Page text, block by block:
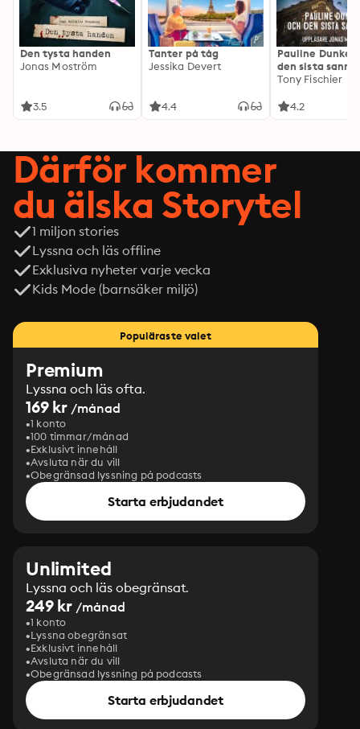
Den tysta handen
Jonas Moström
3.5
Tanter på tåg
Jessika Devert
4.4
Pauline Dunker
den sista
Tony Fischier
4.2
Därför kommer
du älska Storytel
1 miljon stories
Lyssna och läs offline
Exklusiva nyheter varje vecka
Kids Mode (barnsäker miljö)
Populäraste valet
Premium
Lyssna och läs ofta.
169 kr /månad
1 konto
100 timmar/månad
Exklusivt innehåll
Avsluta när du vill
Obegränsad lyssning på podcasts
Starta erbjudandet
Unlimited
Lyssna och läs obegränsat.
249 kr /månad
1 konto
Lyssna obegränsat
Exklusivt innehåll
Avsluta när du vill
Obegränsad lyssning på podcasts
Starta erbjudandet